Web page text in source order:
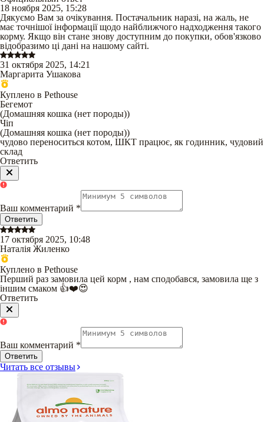
18 ноября 2025, 15:28
Дякуємо Вам за очікування. Постачальник наразі, на жаль, не
має точнішої інформації щодо найближчого надходження такого
корму. Якщо він стане знову доступним до покупки, обов'язково
відобразимо ці дані на нашому сайті.
31 октября 2025, 14:21
Маргарита Ушакова
Куплено в Pethouse
Бегемот
(Домашняя кошка (нет породы))
Чіп
(Домашняя кошка (нет породы))
чудово переноситься котом, ШКТ працює, як годинник, чудовий
склад
Ответить
Ваш комментарий *
Ответить
17 октября 2025, 10:48
Наталія Жиленко
Куплено в Pethouse
Перший раз замовила цей корм , нам сподобався, замовила ще з
іншим смаком 👍❤️😍
Ответить
Ваш комментарий *
Ответить
Читать все отзывы